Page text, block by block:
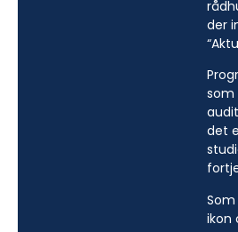
der
som
det
ikon